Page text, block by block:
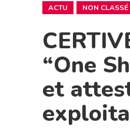
ACTU NON CLASSÉ
“One
et